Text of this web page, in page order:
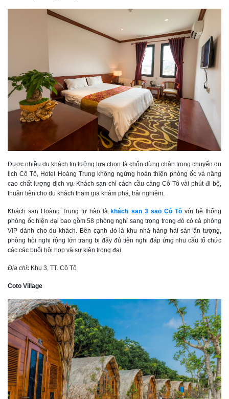
Được nhiều du khách tin tưởng lựa chọn là chốn dừng chân trong chuyến du
lịch Cô Tô, Hotel Hoàng Trung không ngừng hoàn thiện phòng ốc và nâng
cao chất lượng dịch vụ. Khách sạn chỉ cách cầu cảng Cô Tô vài phút đi bộ,
thuận tiện cho du khách tham gia khám phá, trải nghiệm.
Khách sạn Hoàng Trung tự hào là khách sạn 3 sao Cô Tôvới hệ thống
phòng ốc hiện đại bao gồm 58 phòng nghỉ sang trọng trong đó có cả phòng
VIP dành cho du khách. Bên cạnh đó là khu nhà hàng hải sản ấn tượng,
phòng hội nghị rộng lớn trang bị đầy đủ tiện nghi đáp ứng nhu cầu tổ chức
các các buổi hội họp và sự kiện trọng đại.
Địa chỉ: Khu 3, TT. Cô Tô
Coto Village